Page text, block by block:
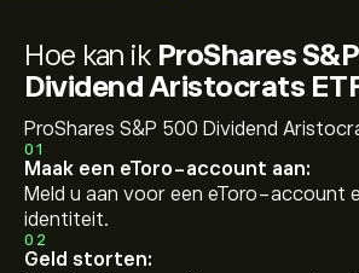
Hoe kan ik ProShares
Dividend Aristocrats
ProShares S&P 500 Dividend
01
Maak een eToro-account aan:
Meld u aan voor een eToro-account
identiteit.
02
Geld storten: